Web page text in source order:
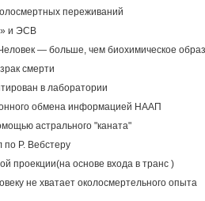
переживаний
и ЭСВ
— больше, чем биохимическое
смерти
в лаборатории
обмена информацией НААП
астрального "каната"
по Р. Вебстеру
проекции(на основе входа в транс )
не хватает околосмертельного опыта